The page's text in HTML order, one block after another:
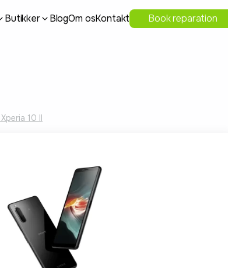
Butikker BlogOm osKontakt Book reparation
10 II